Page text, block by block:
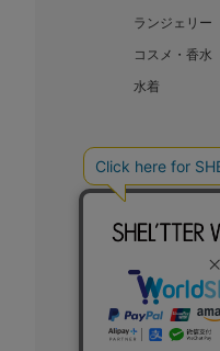
ランジェリー
コスメ・香水
水着
BAROQUE
COPYRIGHT ©